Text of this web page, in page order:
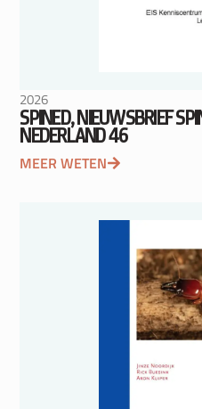
2026
SPINED, NIEUWSBRIEF
NEDERLAND 46
MEER WETEN